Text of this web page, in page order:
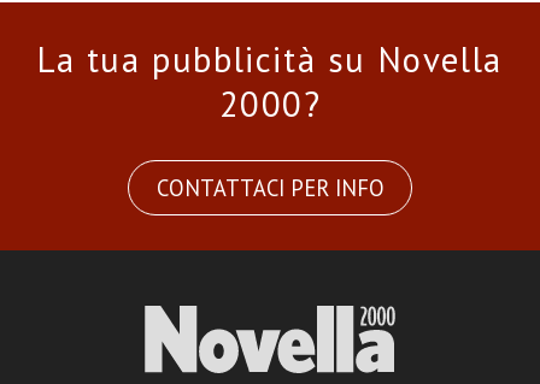
La tua pubblicità su Novella
2000?
CONTATTACI PER INFO